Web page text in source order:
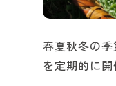
春夏秋冬の
を定期的に開